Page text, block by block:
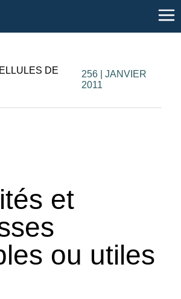
DE
256 | JANVIER
2011
et
ou utiles